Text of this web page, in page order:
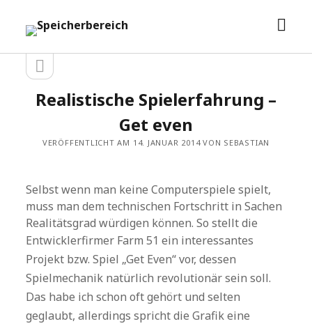
Speicherbereich
Seitenleiste
Seitenleiste
öffnen
Realistische Spielerfahrung –
Get even
VERÖFFENTLICHT AM 14. JANUAR 2014 VON SEBASTIAN
Selbst wenn man keine Computerspiele spielt,
muss man dem technischen Fortschritt in Sachen
Realitätsgrad würdigen können. So stellt die
Entwicklerfirmer Farm 51 ein interessantes
Projekt bzw. Spiel „Get Even“ vor, dessen
Spielmechanik natürlich revolutionär sein soll.
Das habe ich schon oft gehört und selten
geglaubt, allerdings spricht die Grafik eine